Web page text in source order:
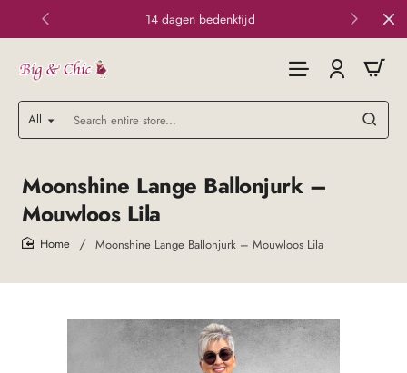
14 dagen bedenktijd
All
Search
entire
Moonshine Lange Ballonjurk –
Mouwloos Lila
Moonshine Lange Ballonjurk – Mouwloos Lila